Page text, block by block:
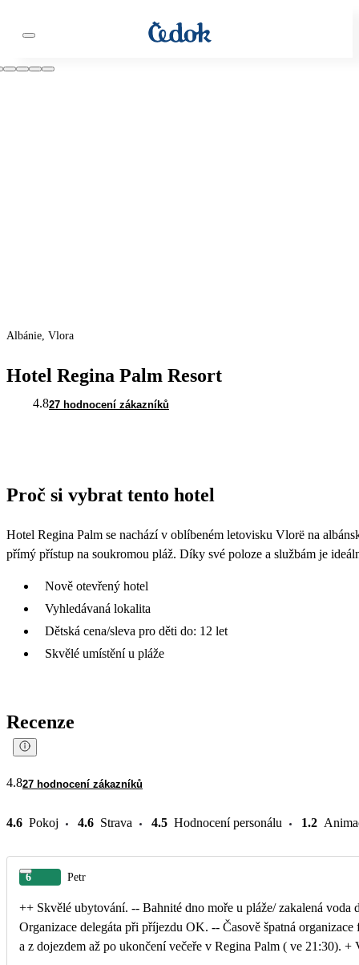
Albánie, Vlora
Hotel Regina Palm Resort
4.827 hodnocení zákazníků
Proč si vybrat tento hotel
Hotel Regina Palm se nachází v oblíbeném letovisku Vlorë na
přímý přístup na soukromou pláž. Díky své poloze a službám je
Nově otevřený hotel
Vyhledávaná lokalita
Dětská cena/sleva pro děti do: 12 let
Skvělé umístění u pláže
Recenze
4.827 hodnocení zákazníků
4.6 Pokoj 4.6 Strava 4.5 Hodnocení personálu 1.2
6 Petr
++ Skvělé ubytování. -- Bahnité dno moře u pláže/ zakalená voda desítky metrů od břehu. Po kilometru na obě strany písčité dno s čistým mořem +
Organizace delegáta při příjezdu OK. -- Časově špatná organizace fakultativního výletu do Gjirokastry se čtyři hodiny(!) trvající cestou zpět do hotelu